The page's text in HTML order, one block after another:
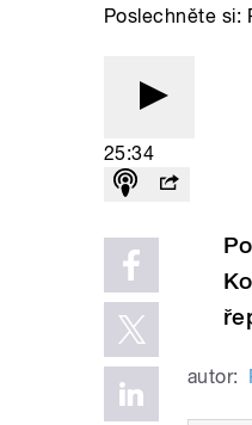
Poslechněte si:
25:34
autor: